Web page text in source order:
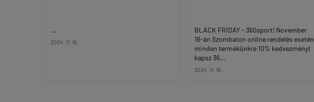
...
2024. 11. 16.
BLACK FRIDAY - 360sport! November
16-án Szombaton online rendelés esetén
minden termékünkre 10% kedvezményt
kapsz 36...
2024. 11. 16.